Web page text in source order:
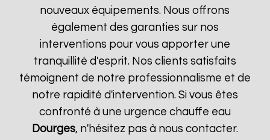
nouveaux équipements. Nous offrons
également des garanties sur nos
interventions pour vous apporter une
tranquillité d'esprit. Nos clients satisfaits
témoignent de notre professionnalisme et de
notre rapidité d'intervention. Si vous êtes
confronté à une urgence chauffe eau
Dourges, n'hésitez pas à nous contacter.